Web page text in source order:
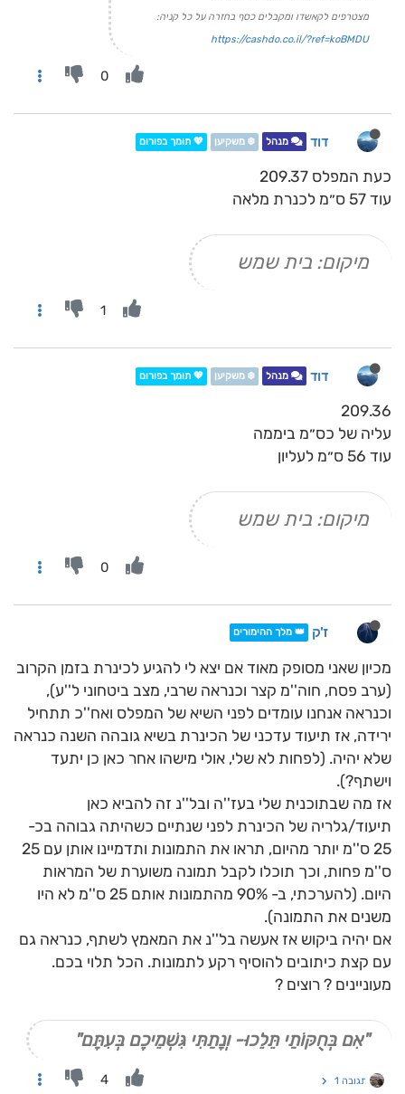
מצטרפים לקאשדו ומקבלים כסף בחזרה על כל קניה:
https://cashdo.co.il/?ref=koBMDU
0
דוד מנהל ❄️ משקיען 💖 תומך בפורום
כעת המפלס 209.37
עוד 57 ס״מ לכנרת מלאה
מיקום: בית שמש
1
דוד מנהל ❄️ משקיען 💖 תומך בפורום
209.36
עליה של כס״מ ביממה
עוד 56 ס״מ לעליון
מיקום: בית שמש
0
ז'ק 👑 מלך ההימורים
מכיון שאני מסופק מאוד אם יצא לי להגיע לכינרת בזמן הקרוב
(ערב פסח, חוה''מ קצר וכנראה שרבי, מצב ביטחוני ל''ע),
וכנראה אנחנו עומדים לפני השיא של המפלס ואח''כ תתחיל
ירידה, אז תיעוד עדכני של הכינרת בשיא גובהה השנה כנראה
שלא יהיה. (לפחות לא שלי, אולי מישהו אחר כאן כן יתעד
וישתף?).
אז מה שבתוכנית שלי בעז''ה ובל''נ זה להביא כאן
תיעוד/גלריה של הכינרת לפני שנתיים כשהיתה גבוהה בכ-
25 ס''מ יותר מהיום, תראו את התמונות ותדמיינו אותן עם 25
ס''מ פחות, וכך תוכלו לקבל תמונה משוערת של המראות
היום. (להערכתי, ב- 90% מהתמונות אותם 25 ס''מ לא היו
משנים את התמונה).
אם יהיה ביקוש אז אעשה בל''נ את המאמץ לשתף, כנראה גם
עם קצת כיתובים להוסיף רקע לתמונות. הכל תלוי בכם.
מעוניינים ? רוצים ?
"אִם בְּחֻקּוֹתַי תֵּלֵכוּ- וְנָתַתִּי גִּשְׁמֵיכֶם בְּעִתָּם"
תגובה 1 4